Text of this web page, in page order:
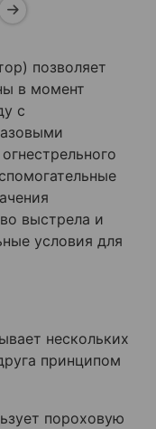
позволяет
в момент
с
выстрела и
условия для
нескольких
принципом
пороховую